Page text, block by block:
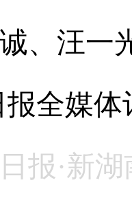
、汪一
报全媒
报·新